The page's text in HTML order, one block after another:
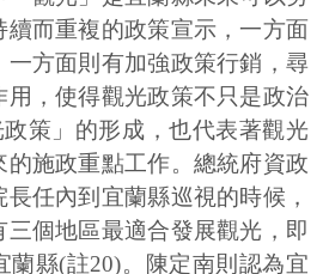
續而重複的政策宣示，一方面
方面則有加強政策行銷，尋
，使得觀光政策不只是政治
策」的形成，也代表著觀光
施政重點工作。總統府資政
任內到宜蘭縣巡視的時候，
個地區最適合發展觀光，即
蘭縣(註20)。陳定南則認為宜